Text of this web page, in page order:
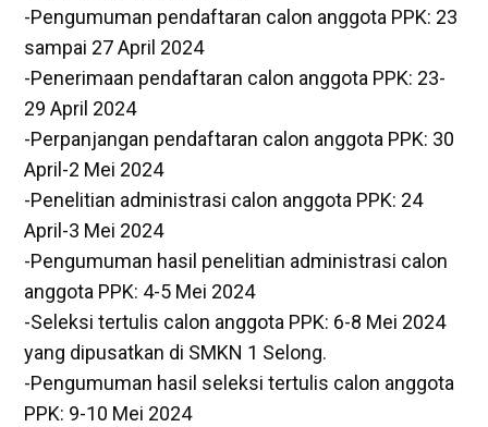
-Pengumuman pendaftaran calon anggota PPK: 23
sampai 27 April 2024
-Penerimaan pendaftaran calon anggota PPK: 23-
29 April 2024
-Perpanjangan pendaftaran calon anggota PPK: 30
April-2 Mei 2024
-Penelitian administrasi calon anggota PPK: 24
April-3 Mei 2024
-Pengumuman hasil penelitian administrasi calon
anggota PPK: 4-5 Mei 2024
-Seleksi tertulis calon anggota PPK: 6-8 Mei 2024
yang dipusatkan di SMKN 1 Selong.
-Pengumuman hasil seleksi tertulis calon anggota
PPK: 9-10 Mei 2024